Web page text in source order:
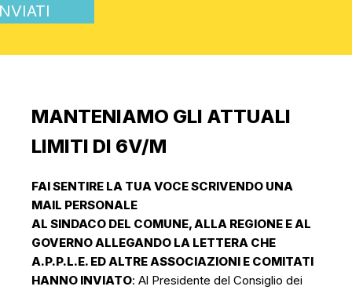
MANTENIAMO GLI ATTUALI
LIMITI DI 6V/M
FAI SENTIRE LA TUA VOCE SCRIVENDO UNA
MAIL PERSONALE
AL SINDACO DEL COMUNE, ALLA REGIONE E AL
GOVERNO ALLEGANDO LA LETTERA CHE
A.P.P.L.E. ED ALTRE ASSOCIAZIONI E COMITATI
HANNO INVIATO: Al Presidente del Consiglio dei